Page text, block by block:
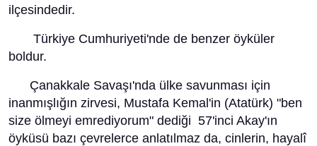
ilçesindedir.
Türkiye Cumhuriyeti'nde de benzer öyküler
boldur.
Çanakkale Savaşı'nda ülke savunması için
inanmışlığın zirvesi, Mustafa Kemal'in (Atatürk) "ben
size ölmeyi emrediyorum" dediği 57'inci Akay'ın
öyküsü bazı çevrelerce anlatılmaz da, cinlerin, hayalî